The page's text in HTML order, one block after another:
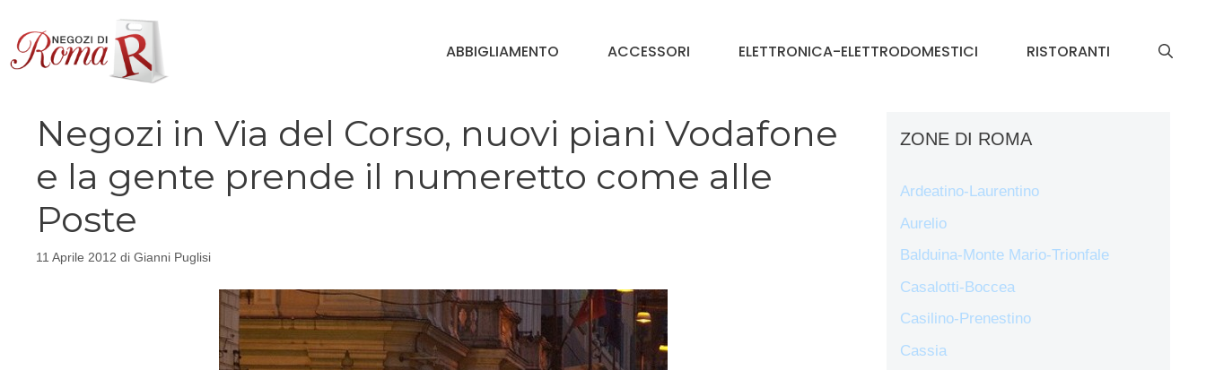
contenuto
ABBIGLIAMENTO ACCESSORI ELETTRONICA-ELETTRODOMESTICI RISTORANTI
Negozi in Via del Corso, nuovi piani Vodafone
e la gente prende il numeretto come alle
Poste
11 Aprile 2012 di Gianni Puglisi
ZONE DI ROMA
Ardeatino-Laurentino
Aurelio
Balduina-Monte Mario-Trionfale
Casalotti-Boccea
Casilino-Prenestino
Cassia